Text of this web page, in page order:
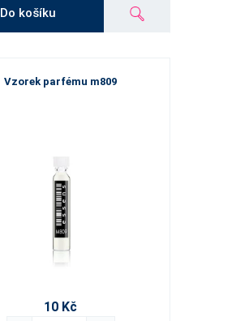
Do košíku
Vzorek parfému m809
10 Kč